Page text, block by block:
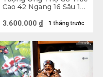
gian truyền lại giữ
Cao 42 Ngang 16 Sâu 17
1 tháng trước
3.600.000 ₫